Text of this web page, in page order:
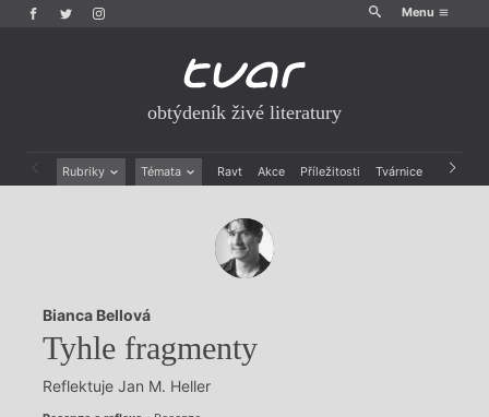
Menu
obtýdeník živé literatury
Rubriky Témata Ravt Akce Příležitosti Tvárnice Archiv
Rozhovory
Dokument
Výroční ceny
Bianca Bellová
Tyhle fragmenty
Reflektuje Jan M. Heller